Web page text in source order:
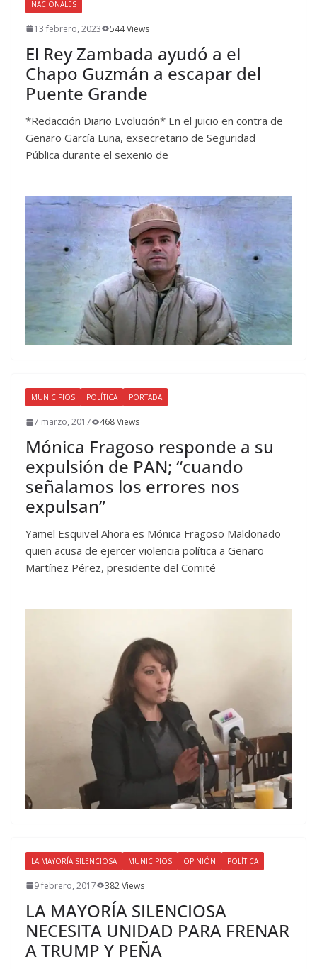
NACIONALES
13 febrero, 2023 544 Views
El Rey Zambada ayudó a el
Chapo Guzmán a escapar del
Puente Grande
*Redacción Diario Evolución* En el juicio en contra de
Genaro García Luna, exsecretario de Seguridad
Pública durante el sexenio de
MUNICIPIOS POLÍTICA PORTADA
7 marzo, 2017 468 Views
Mónica Fragoso responde a su
expulsión de PAN; “cuando
señalamos los errores nos
expulsan”
Yamel Esquivel Ahora es Mónica Fragoso Maldonado
quien acusa de ejercer violencia política a Genaro
Martínez Pérez, presidente del Comité
LA MAYORÍA SILENCIOSA MUNICIPIOS OPINIÓN POLÍTICA
9 febrero, 2017 382 Views
LA MAYORÍA SILENCIOSA
NECESITA UNIDAD PARA FRENAR
A TRUMP Y PEÑA